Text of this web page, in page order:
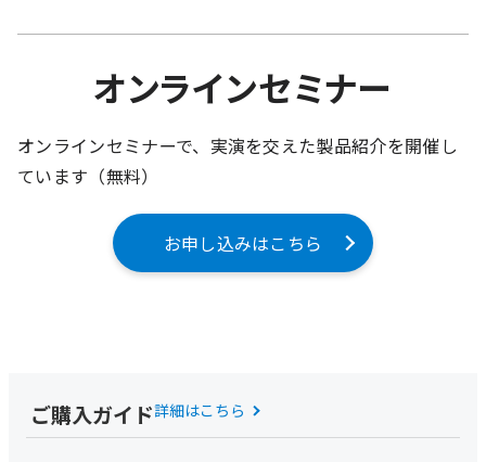
オンラインセミナー
オンラインセミナーで、実演を交えた製品紹介を開催し
ています（無料）
お申し込みはこちら
ご購入ガイド詳細はこちら